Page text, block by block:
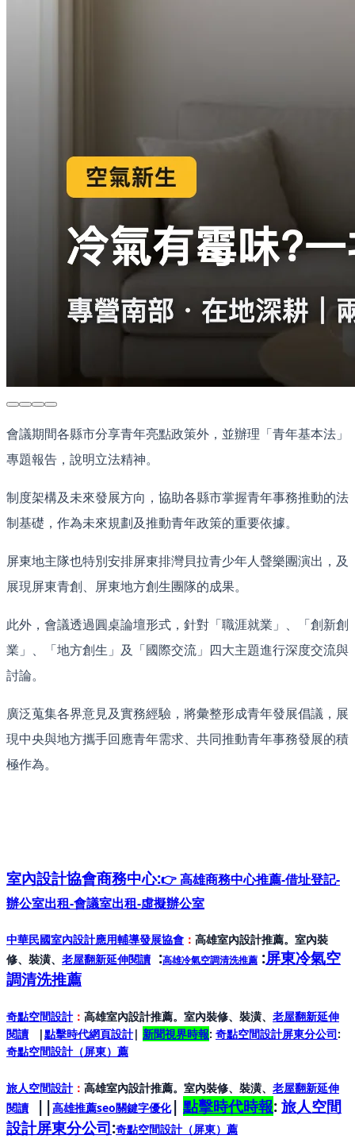
會議期間各縣市分享青年亮點政策外，並辦理「青年基本法」
專題報告，說明立法精神。
制度架構及未來發展方向，協助各縣市掌握青年事務推動的法
制基礎，作為未來規劃及推動青年政策的重要依據。
屏東地主隊也特別安排屏東排灣貝拉青少年人聲樂團演出，及
展現屏東青創、屏東地方創生團隊的成果。
此外，會議透過圓桌論壇形式，針對「職涯就業」、「創新創
業」、「地方創生」及「國際交流」四大主題進行深度交流與
討論。
廣泛蒐集各界意見及實務經驗，將彙整形成青年發展倡議，展
現中央與地方攜手回應青年需求、共同推動青年事務發展的積
極作為。
室內設計協會商務中心:👉 高雄商務中心推薦-借址登記-
辦公室出租-會議室出租-虛擬辦公室
中華民國室內設計應用輔導發展協會 ： 高雄室內設計推薦。室內裝
修、裝潢、 老屋翻新延伸閱讀 :高雄冷氣空調清洗推薦 :屏東冷氣空
調清洗推薦
奇點空間設計： 高雄室內設計推薦。室內裝修、裝潢、 老屋翻新延伸
閱讀 |點擊時代網頁設計| 新聞視界時報: 奇點空間設計屏東分公司:
奇點空間設計（屏東） 薦
旅人空間設計： 高雄室內設計推薦。室內裝修、裝潢、 老屋翻新延伸
閱讀
||高雄推薦seo關鍵字優化| 點擊時代時報: 旅人空間
設計屏東分公司:奇點空間設計（屏東） 薦